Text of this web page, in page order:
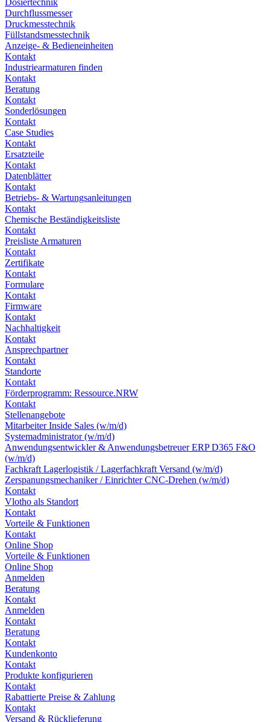
Dosiertechnik
Durchflussmesser
Druckmesstechnik
Füllstandsmesstechnik
Anzeige- & Bedieneinheiten
Kontakt
Industriearmaturen finden
Kontakt
Beratung
Kontakt
Sonderlösungen
Kontakt
Case Studies
Kontakt
Ersatzteile
Kontakt
Datenblätter
Kontakt
Betriebs- & Wartungsanleitungen
Kontakt
Chemische Beständigkeitsliste
Kontakt
Preisliste Armaturen
Kontakt
Zertifikate
Kontakt
Formulare
Kontakt
Firmware
Kontakt
Nachhaltigkeit
Kontakt
Ansprechpartner
Kontakt
Standorte
Kontakt
Förderprogramm: Ressource.NRW
Kontakt
Stellenangebote
Mitarbeiter Inside Sales (w/m/d)
Systemadministrator (w/m/d)
Anwendungsentwickler & Anwendungsbetreuer ERP D365 F&O
(w/m/d)
Fachkraft Lagerlogistik / Lagerfachkraft Versand (w/m/d)
Zerspanungsmechaniker / Einrichter CNC-Drehen (w/m/d)
Kontakt
Vlotho als Standort
Kontakt
Vorteile & Funktionen
Kontakt
Online Shop
Vorteile & Funktionen
Online Shop
Anmelden
Beratung
Kontakt
Anmelden
Kontakt
Beratung
Kontakt
Kundenkonto
Kontakt
Produkte konfigurieren
Kontakt
Rabattierte Preise & Zahlung
Kontakt
Versand & Rücklieferung